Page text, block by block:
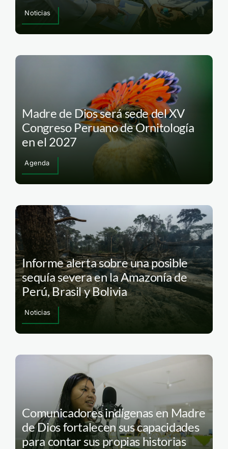
Noticias
Madre de Dios será sede del XV
Congreso Peruano de Ornitología
en el 2027
Agenda
Informe alerta sobre una posible
sequía severa en la Amazonía de
Perú, Brasil y Bolivia
Noticias
Comunicadores indígenas en Madre
de Dios fortalecen sus capacidades
para contar sus propias historias